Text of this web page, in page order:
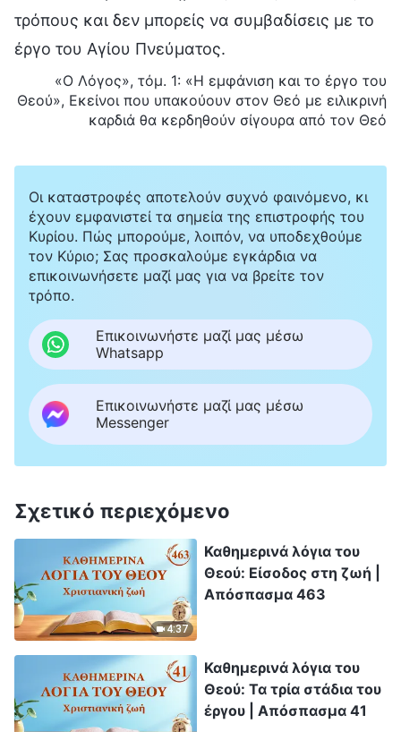
τρόπους και δεν μπορείς να συμβαδίσεις με το
έργο του Αγίου Πνεύματος.
«Ο Λόγος», τόμ. 1: «Η εμφάνιση και το έργο του
Θεού», Εκείνοι που υπακούουν στον Θεό με ειλικρινή
καρδιά θα κερδηθούν σίγουρα από τον Θεό
Οι καταστροφές αποτελούν συχνό φαινόμενο, κι
έχουν εμφανιστεί τα σημεία της επιστροφής του
Κυρίου. Πώς μπορούμε, λοιπόν, να υποδεχθούμε
τον Κύριο; Σας προσκαλούμε εγκάρδια να
επικοινωνήσετε μαζί μας για να βρείτε τον
τρόπο.
Επικοινωνήστε μαζί μας μέσω
Whatsapp
Επικοινωνήστε μαζί μας μέσω
Messenger
Σχετικό περιεχόμενο
4:37
Καθημερινά λόγια του
Θεού: Είσοδος στη ζωή |
Απόσπασμα 463
Καθημερινά λόγια του
Θεού: Τα τρία στάδια του
έργου | Απόσπασμα 41